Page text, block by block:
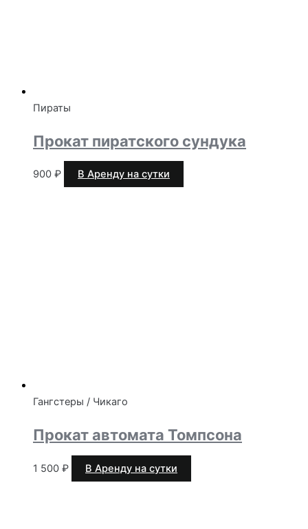
Пираты
Прокат пиратского сундука
900 ₽ В Аренду на сутки
Гангстеры / Чикаго
Прокат автомата Томпсона
1 500 ₽ В Аренду на сутки